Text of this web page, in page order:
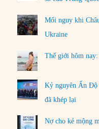
Mối nguy khi
Ukraine
Thế giới hôm
Kỷ nguyên Ấn
đã khép lại
Nợ cho kẻ mộng